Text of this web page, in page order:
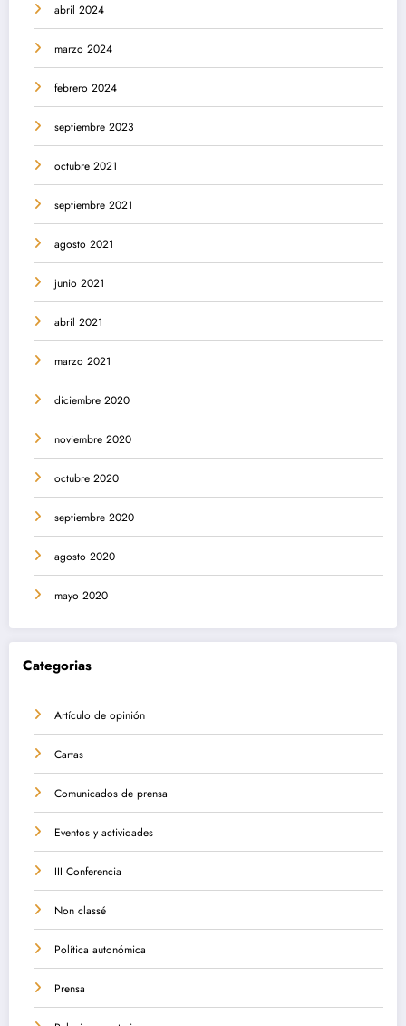
abril 2024
marzo 2024
febrero 2024
septiembre 2023
octubre 2021
septiembre 2021
agosto 2021
junio 2021
abril 2021
marzo 2021
diciembre 2020
noviembre 2020
octubre 2020
septiembre 2020
agosto 2020
mayo 2020
Categorias
Artículo de opinión
Cartas
Comunicados de prensa
Eventos y actividades
III Conferencia
Non classé
Política autonómica
Prensa